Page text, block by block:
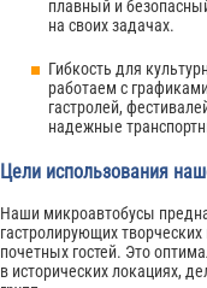
плавный и
на своих задачах.
Гибкость для
работаем с
гастролей,
надежные
Цели использования
Наши микроавтобусы
гастролирующих
почетных гостей. Это
в исторических локациях,